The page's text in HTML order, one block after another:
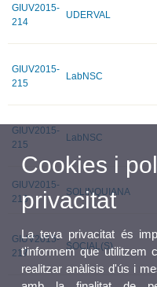
GIUV2015-
214
UDERVAL
GIUV2015-
215
LabNSC
GIUV2015-
215
LabNSC
GIUV2015-
216
SOLINQUIANA
GIUV2015-
217
SOCIAL(S)
Cookies i
privacitat
La teva privacitat és
t'informem que utilitzem
realitzar anàlisis d'ús i